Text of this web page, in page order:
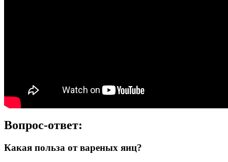
Вопрос-ответ:
Какая польза от вареных яиц?